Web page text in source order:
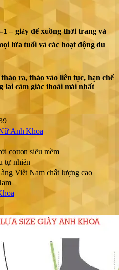
– giày đế xuồng thời trang và
lứa tuổi và các hoạt động du
ra, tháo vào liên tục, hạn chế
lại cảm giác thoải mái nhất
Anh Khoa
cotton siêu mềm
tự nhiên
Việt Nam chất lượng cao